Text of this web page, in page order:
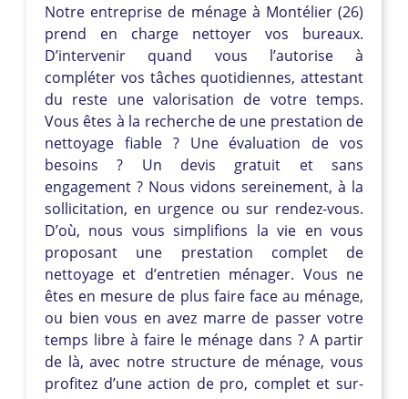
Notre entreprise de ménage à Montélier (26)
prend en charge nettoyer vos bureaux.
D’intervenir quand vous l’autorise à
compléter vos tâches quotidiennes, attestant
du reste une valorisation de votre temps.
Vous êtes à la recherche de une prestation de
nettoyage fiable ? Une évaluation de vos
besoins ? Un devis gratuit et sans
engagement ? Nous vidons sereinement, à la
sollicitation, en urgence ou sur rendez-vous.
D’où, nous vous simplifions la vie en vous
proposant une prestation complet de
nettoyage et d’entretien ménager. Vous ne
êtes en mesure de plus faire face au ménage,
ou bien vous en avez marre de passer votre
temps libre à faire le ménage dans ? A partir
de là, avec notre structure de ménage, vous
profitez d’une action de pro, complet et sur-